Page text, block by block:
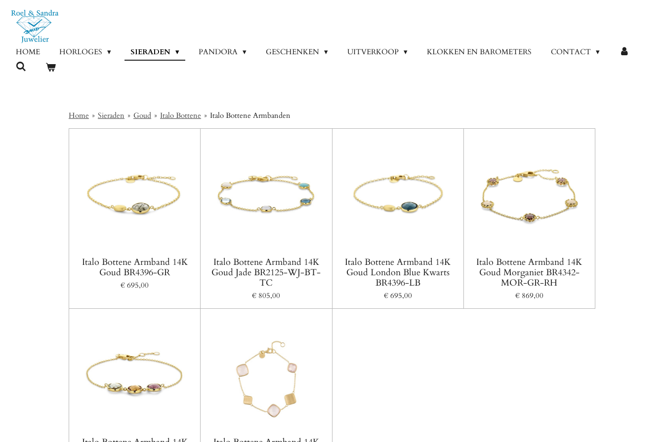
Ga
direct
hoofdinhoud
HOME HORLOGES SIERADEN PANDORA GESCHENKEN UITVERKOOP KLOKKEN EN BAROMETERS CONTACT
Home » Sieraden » Goud » Italo Bottene » Italo Bottene Armbanden
Italo Bottene Armband 14K
Goud BR4396-GR
€ 695,00
Italo Bottene Armband 14K
Goud Jade BR2125-WJ-BT-
TC
€ 805,00
Italo Bottene Armband 14K
Goud London Blue Kwarts
BR4396-LB
€ 695,00
Italo Bottene Armband 14K
Goud Morganiet BR4342-
MOR-GR-RH
€ 869,00